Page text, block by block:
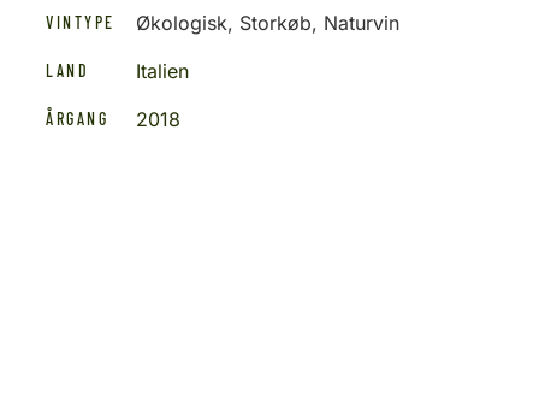
VINTYPE Økologisk, Storkøb, Naturvin
LAND Italien
ÅRGANG 2018